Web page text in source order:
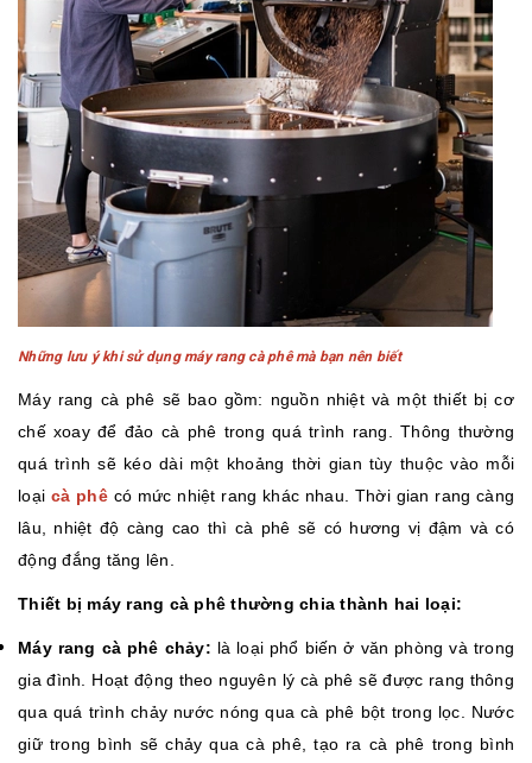
Những lưu ý khi sử dụng máy rang cà phê mà bạn nên biết
Máy rang cà phê sẽ bao gồm: nguồn nhiệt và một thiết bị cơ
chế xoay để đảo cà phê trong quá trình rang. Thông thường
quá trình sẽ kéo dài một khoảng thời gian tùy thuộc vào mỗi
loại cà phê có mức nhiệt rang khác nhau. Thời gian rang càng
lâu, nhiệt độ càng cao thì cà phê sẽ có hương vị đậm và có
động đắng tăng lên.
Thiết bị máy rang cà phê thường chia thành hai loại:
Máy rang cà phê chảy: là loại phổ biến ở văn phòng và trong
gia đình. Hoạt động theo nguyên lý cà phê sẽ được rang thông
qua quá trình chảy nước nóng qua cà phê bột trong lọc. Nước
giữ trong bình sẽ chảy qua cà phê, tạo ra cà phê trong bình